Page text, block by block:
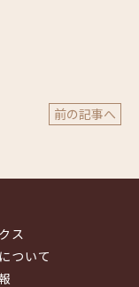
前の記事へ
ス
ついて